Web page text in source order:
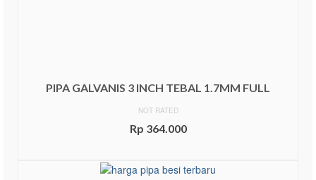
PIPA GALVANIS 3 INCH TEBAL 1.7MM FULL
NOT RATED
Rp 364.000